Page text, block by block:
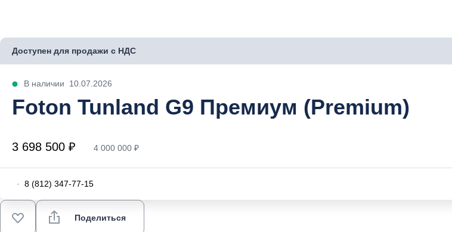
Доступен для продажи с НДС
В наличии 10.07.2026
Foton Tunland G9 Премиум (Premium)
3 698 500 ₽ 4 000 000 ₽
· 8 (812) 347-77-15
Поделиться